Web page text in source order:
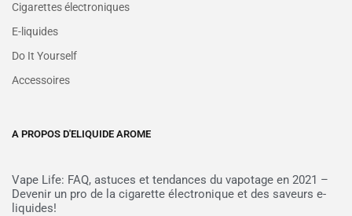
Cigarettes électroniques
E-liquides
Do It Yourself
Accessoires
A PROPOS D'ELIQUIDE AROME
Vape Life: FAQ, astuces et tendances du vapotage en 2021 –
Devenir un pro de la cigarette électronique et des saveurs e-
liquides!